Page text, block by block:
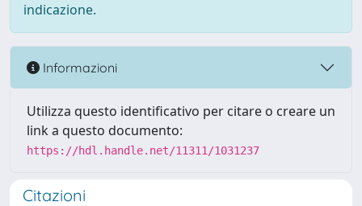
indicazione.
Informazioni
Utilizza questo identificativo per citare o creare un
link a questo documento:
https://hdl.handle.net/11311/1031237
Citazioni